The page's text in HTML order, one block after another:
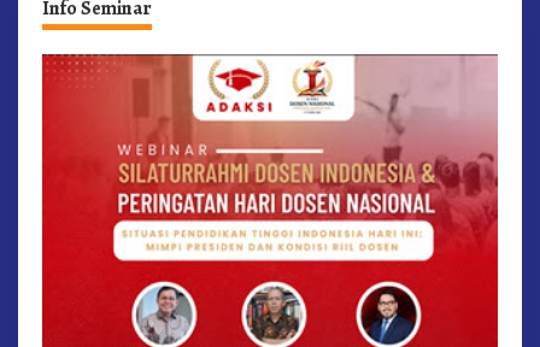
Info Seminar